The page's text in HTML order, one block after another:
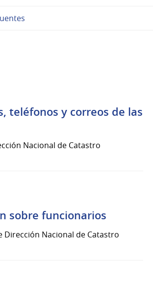
teléfonos y correos de las
Nacional de Catastro
sobre funcionarios
Dirección Nacional de Catastro